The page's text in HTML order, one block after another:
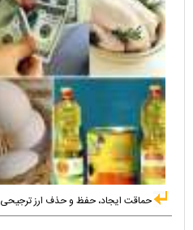
حماقت ایجاد، حفظ و حذف ارز ترجیحی